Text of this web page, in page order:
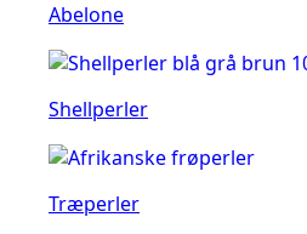
Abelone
Shellperler
Træperler